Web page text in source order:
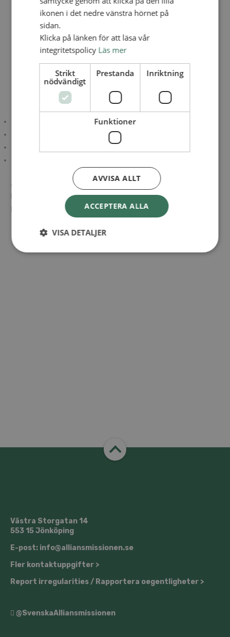
Adress:
+ Google Map
Västra Storgatan 14
553 15 Jönköping
E-post: info@alliansmissionen.se
Fler kontaktuppgifter >
Report irregularities / Rapportera oegentligheter >
@SvenskaAlliansmissionen
ikonen i det nedre vänstra hörnet på
sidan.
Klicka på länken för att läsa vår
integritetspolicy Läs mer
Strikt
nödvändigt
Prestanda Inriktning
Funktioner
ACCEPTERA ALLA
AVVISA ALLT
VISA DETALJER